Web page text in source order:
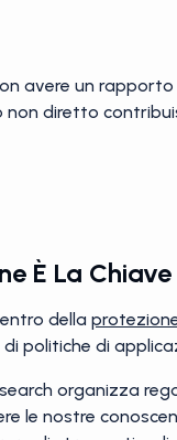
avere un
diretto
È La
della
politiche di
organizza
le nostre